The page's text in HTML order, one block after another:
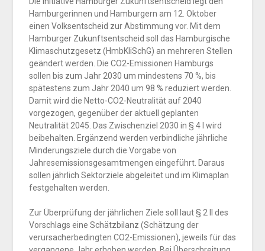
Hamburgerinnen und Hamburgern am 12. Oktober
einen Volksentscheid zur Abstimmung vor. Mit dem
Hamburger Zukunftsentscheid soll das Hamburgische
Klimaschutzgesetz (HmbKliSchG) an mehreren Stellen
geändert werden. Die CO2-Emissionen Hamburgs
sollen bis zum Jahr 2030 um mindestens 70 %, bis
spätestens zum Jahr 2040 um 98 % reduziert werden.
Damit wird die Netto-CO2-Neutralität auf 2040
vorgezogen, gegenüber der aktuell geplanten
Neutralität 2045. Das Zwischenziel 2030 in § 4 I wird
beibehalten. Ergänzend werden verbindliche jährliche
Minderungsziele durch die Vorgabe von
Jahresemissionsgesamtmengen eingeführt. Daraus
sollen jährlich Sektorziele abgeleitet und im Klimaplan
festgehalten werden.
Zur Überprüfung der jährlichen Ziele soll laut § 2 II des
Vorschlags eine Schätzbilanz (Schätzung der
verursacherbedingten CO2-Emissionen), jeweils für das